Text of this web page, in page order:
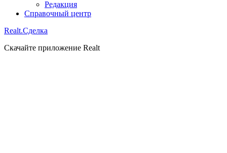
Редакция
Справочный центр
Realt.Сделка
Скачайте приложение Realt